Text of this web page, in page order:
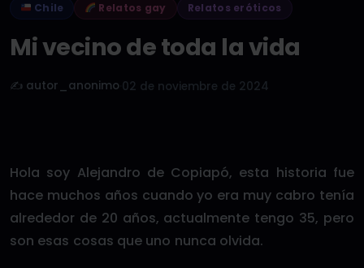
Chile Relatos gay Relatos eróticos
Mi vecino de toda la vida
✍️ autor_anonimo 02 de noviembre de 2024
Hola soy Alejandro de Copiapó, esta historia fue
hace muchos años cuando yo era muy cabro tenía
alrededor de 20 años, actualmente tengo 35, pero
son esas cosas que uno nunca olvida.